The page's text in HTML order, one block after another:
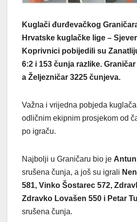
Kuglači đurđevačkog
Hrvatske kuglačke lige –
Koprivnici pobijedili su
6:2 i 153 čunja razlike.
a Željezničar 3225 čunjeva.
Važna i vrijedna pobjeda
odličnim ekipnim prosjekom od
po igraču.
Najbolji u Graničaru bio je
srušena čunja, a još su igrali
581, Vinko Šostarec 572,
Zdravko Lovašen 550 i Petar
srušena čunja.